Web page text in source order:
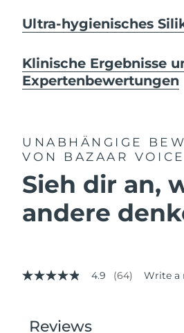
Ultra-hygienisches
Klinische Ergebnisse
Expertenbewertungen
UNABHÄNGIGE
VON BAZAAR VOICE
Sieh dir an,
andere
4.9
stars,
4.9 (64) Write a